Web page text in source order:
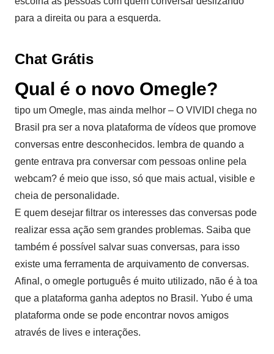
para a direita ou para a esquerda.
Chat Grátis
Qual é o novo Omegle?
tipo um Omegle, mas ainda melhor – O VIVIDI chega no
Brasil pra ser a nova plataforma de vídeos que promove
conversas entre desconhecidos. lembra de quando a
gente entrava pra conversar com pessoas online pela
webcam? é meio que isso, só que mais actual, visible e
cheia de personalidade.
E quem desejar filtrar os interesses das conversas pode
realizar essa ação sem grandes problemas. Saiba que
também é possível salvar suas conversas, para isso
existe uma ferramenta de arquivamento de conversas.
Afinal, o omegle português é muito utilizado, não é à toa
que a plataforma ganha adeptos no Brasil. Yubo é uma
plataforma onde se pode encontrar novos amigos
através de lives e interações.